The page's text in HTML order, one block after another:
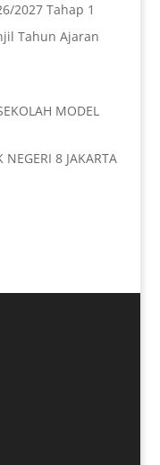
2027 Tahap 1
Tahun Ajaran
MODEL
NEGERI 8 JAKARTA